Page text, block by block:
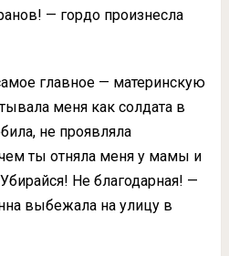
— гордо произнесла
главное — материнскую
меня как солдата в
не проявляла
ты отняла меня у мамы и
Не благодарная! —
выбежала на улицу в